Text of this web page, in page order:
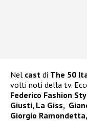
Nel cast di The 50
volti noti della tv.
Federico Fashion
Giusti, La Giss,
Giorgio